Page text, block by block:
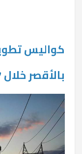
كواليس
بالأقصر خلال 7 سنوات